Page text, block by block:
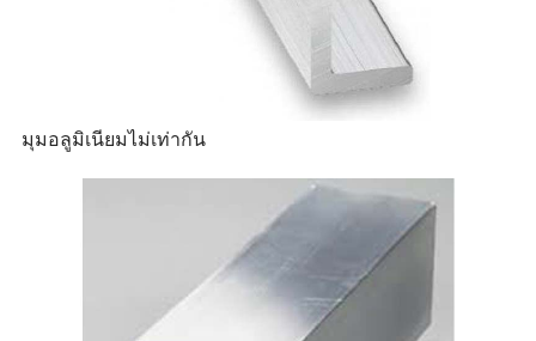
มุมอลูมิเนียมไม่เท่ากัน